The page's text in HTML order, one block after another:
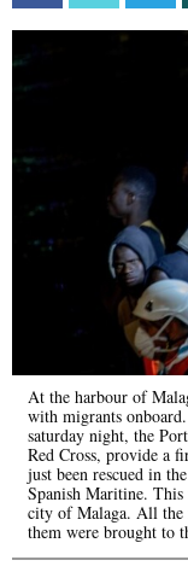
At the harbour of
with migrants
saturday night, the
Red Cross, provide a
just been rescued in
Spanish Maritine.
city of Malaga. All the
them were brought to